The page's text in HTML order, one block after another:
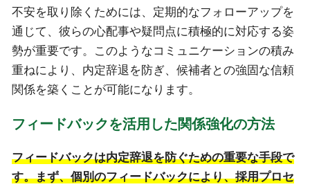
不安を取り除くためには、定期的なフォローアップを
通じて、彼らの心配事や疑問点に積極的に対応する姿
勢が重要です。このようなコミュニケーションの積み
重ねにより、内定辞退を防ぎ、候補者との強固な信頼
関係を築くことが可能になります。
フィードバックを活用した関係強化の方法
フィードバックは内定辞退を防ぐための重要な手段で
す。まず、個別のフィードバックにより、採用プロセ